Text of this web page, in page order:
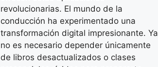
revolucionarias. El mundo de la
conducción ha experimentado una
transformación digital impresionante. Ya
no es necesario depender únicamente
de libros desactualizados o clases